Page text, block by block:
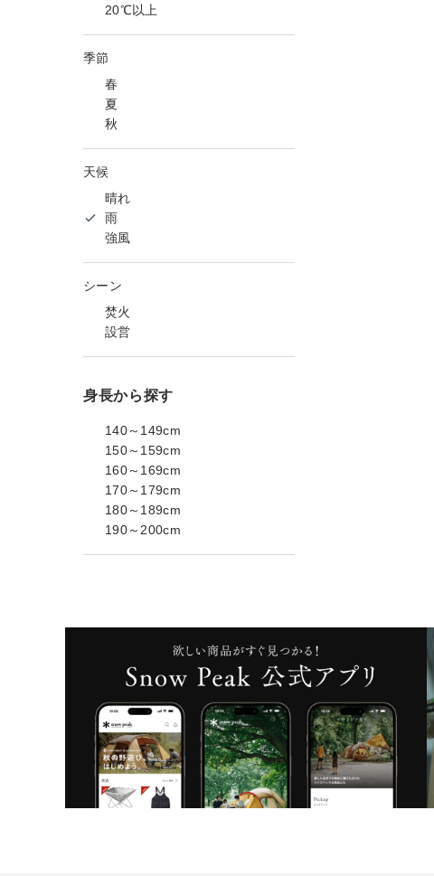
20℃以上
季節
春
夏
秋
天候
晴れ
雨
強風
シーン
焚火
設営
身長から探す
140～149cm
150～159cm
160～169cm
170～179cm
180～189cm
190～200cm